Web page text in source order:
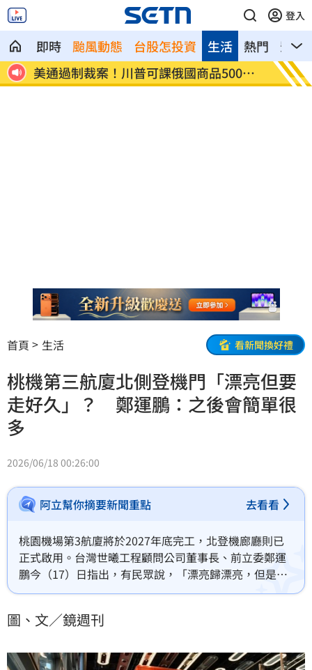
登入
即時 颱風動態 台股怎投資 熱門 影音
生活
日本銀髮族瘋工作 逾4成想做到80歲
解散
場
首頁 生活 看新聞換好禮
桃機第三航廈北側登機門「漂亮但要
走好久」？ 鄭運鵬：之後會簡單很
多
2026/06/18 00:26:00
阿立幫你摘要新聞重點 去看看
桃園機場第3航廈將於2027年底完工，北登機廊廳則已
正式啟用。台灣世曦工程顧問公司董事長、前立委鄭運
鵬今（17）日指出，有民眾說，「漂亮歸漂亮，但是要
走很久」，他則解答，「第三航廈啟用後就簡單多
圖、文／鏡週刊